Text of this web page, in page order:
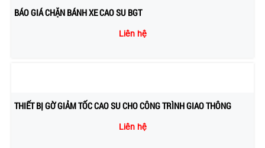
BÁO GIÁ CHẶN BÁNH XE CAO SU BGT
Liên hệ
THIẾT BỊ GỜ GIẢM TỐC CAO SU CHO CÔNG TRÌNH GIAO THÔNG
Liên hệ